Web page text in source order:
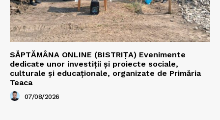
SĂPTĂMÂNA ONLINE (BISTRIȚA) Evenimente
dedicate unor investiții și proiecte sociale,
culturale și educaționale, organizate de Primăria
Teaca
07/08/2026